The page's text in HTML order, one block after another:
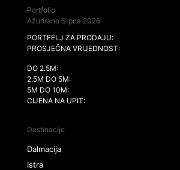
Portfolio
Ažurirano Srpna 2026
PORTFELJ ZA PRODAJU:
PROSJEČNA VRIJEDNOST:
DO 2.5M:
2.5M DO 5M:
5M DO 10M:
CIJENA NA UPIT:
Destinacije
Dalmacija
Istra